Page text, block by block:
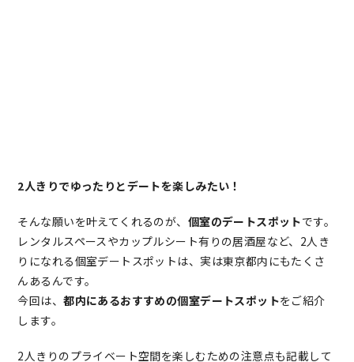
2人きりでゆったりとデートを楽しみたい！
そんな願いを叶えてくれるのが、 個室のデートスポットです。
レンタルスペースやカップルシート有りの居酒屋など、2人き
りになれる個室デートスポットは、実は東京都内にもたくさ
んあるんです。
今回は、都内にあるおすすめの個室デートスポットをご紹介
します。
2人きりのプライベート空間を楽しむための注意点も記載して